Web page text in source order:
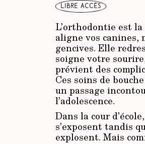
libre accès
L’orthodontie est la
aligne vos canines,
gencives. Elle
soigne votre
prévient des
Ces soins de
un passage
l’adolescence.
Dans la cour
s’exposent tandis
explosent. Mais